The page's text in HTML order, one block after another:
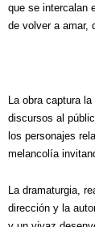
que se intercalan
de volver a amar,
La obra captura
discursos al
los personajes
melancolía
La dramaturgia,
dirección y la